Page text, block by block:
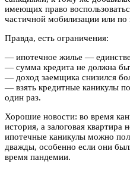
имеющих право
частичной мобилизации или по
Правда, есть ограничения:
— ипотечное жилье —
— сумма кредита не должна
— доход заемщика снизился
— взять кредитные каникулы
один раз.
Хорошие новости: во время
история, а залоговая квартира
ипотечные каникулы можно
дважды, особенно если они
время пандемии.